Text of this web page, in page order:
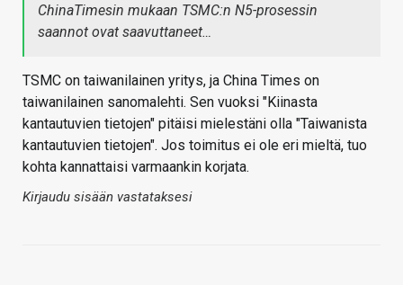
ChinaTimesin mukaan TSMC:n N5-prosessin
saannot ovat saavuttaneet…
TSMC on taiwanilainen yritys, ja China Times on
taiwanilainen sanomalehti. Sen vuoksi "Kiinasta
kantautuvien tietojen" pitäisi mielestäni olla "Taiwanista
kantautuvien tietojen". Jos toimitus ei ole eri mieltä, tuo
kohta kannattaisi varmaankin korjata.
Kirjaudu sisään vastataksesi